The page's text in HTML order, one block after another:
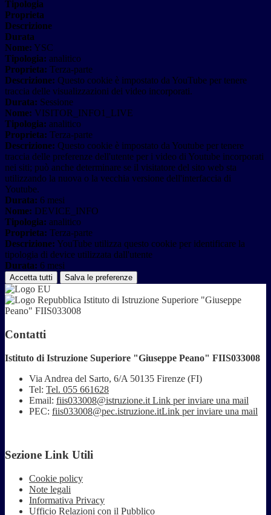
Tipologia
Proprieta
Descrizione
Durata
Nome: YSC
Tipologia: analitico
Proprieta: Terza-parte
Descrizione: Questo cookie è impostato da YouTube per tenere
traccia delle visualizzazioni dei video incorporati.
Durata: Sessione
Nome: VISITOR_INFO1_LIVE
Tipologia: analitico
Proprieta: Terza-parte
Descrizione: Questo cookie è impostato da Youtube per tenere
traccia delle preferenze dell'utente per i video di Youtube incorporati
nei siti; può anche determinare se il visitatore del sito web sta
utilizzando la nuova o la vecchia versione dell'interfaccia di
Youtube.
Durata: 6 mesi
Nome: DEVICE_INFO
Tipologia: analitico
Proprieta: Terza-parte
Descrizione: YouTube utilizza questo cookie per identificare la
tipologia di device utilizzata dall'utente
Durata: 6 mesi
Accetta tutti Salva le preferenze
Istituto di Istruzione Superiore "Giuseppe
Peano" FIIS033008
Contatti
Istituto di Istruzione Superiore "Giuseppe Peano" FIIS033008
Via Andrea del Sarto, 6/A 50135 Firenze (FI)
Tel: Tel. 055 661628
Email: fiis033008@istruzione.it Link per inviare una mail
PEC: fiis033008@pec.istruzione.itLink per inviare una mail
Sezione Link Utili
Cookie policy
Note legali
Informativa Privacy
Ufficio Relazioni con il Pubblico